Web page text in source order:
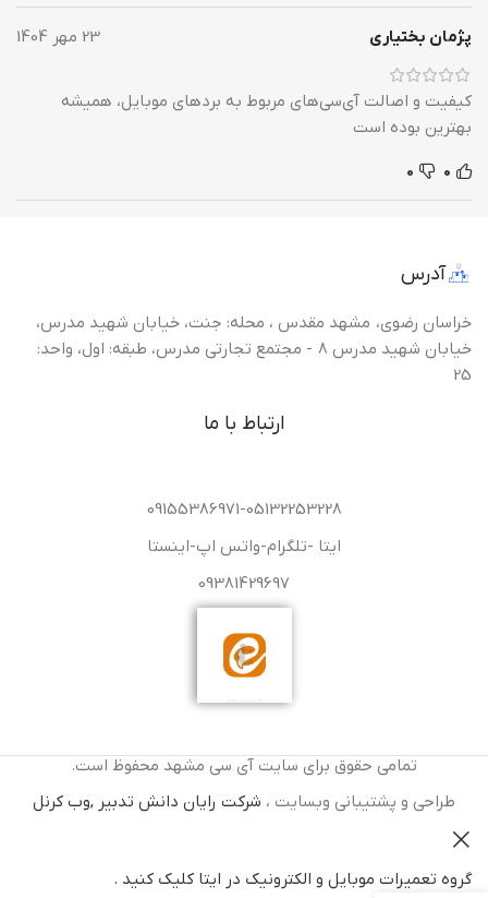
پژمان بختیاری 23 مهر 1404
کیفیت و اصالت آی‌سی‌های مربوط به بردهای موبایل، همیشه
بهترین بوده است
0
0
آدرس
خراسان رضوی، مشهد مقدس ، محله: جنت، خیابان شهید مدرس،
خیابان شهید مدرس 8 - مجتمع تجارتی مدرس، طبقه: اول، واحد:
25
ارتباط با ما
09155386971-05132253228
ایتا -تلگرام-واتس اپ-اینستا
09381429697
تمامی حقوق برای سایت آی سی مشهد محفوظ است.
طراحی و پشتیبانی وبسایت ، شرکت رایان دانش تدبیر ,وب کرنل
گروه تعمیرات موبایل و الکترونیک در ایتا کلیک کنید .